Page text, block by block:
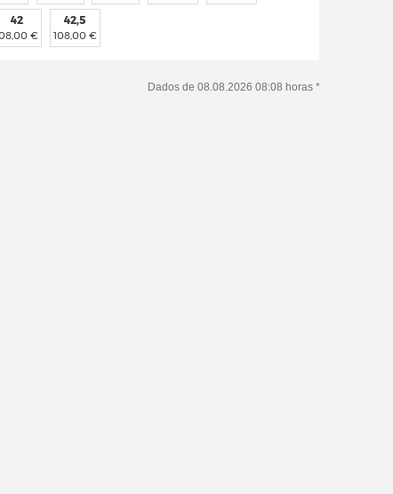
42
€
42,5
108,00 €
Dados de 08.08.2026 08:08 horas *